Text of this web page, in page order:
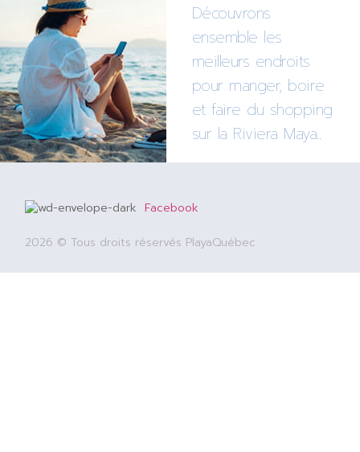
Découvrons
ensemble les
meilleurs endroits
pour manger, boire
et faire du shopping
sur la Riviera Maya..
Facebook
2026 © Tous droits réservés PlayaQuébec